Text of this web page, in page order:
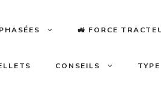
🚜 FORCE
CONSEILS